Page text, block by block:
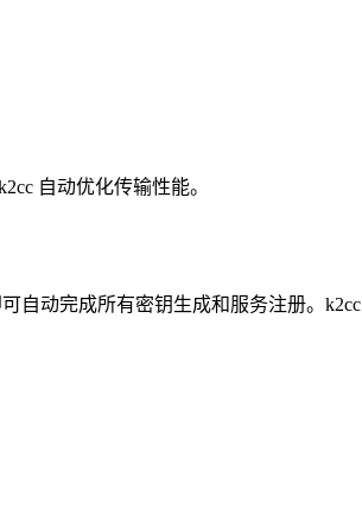
自动优化传输性能。
自动完成所有密钥生成和服务注册。